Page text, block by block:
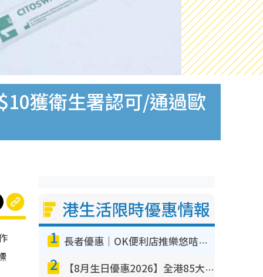
獲衛生署認可/通過歐
港生活限時優惠情報
1 長者優惠｜OK便利店推樂悠咭優惠！買麵包/牛奶/保健品拍卡即減
2 【8月生日優惠2026】全港85大食買玩著數攻略 自助餐/火鍋放題同行免費＋誠品/DONKI送現金券